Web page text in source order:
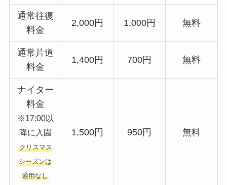
通常往復
料金
2,000円 1,000円 無料
通常片道
料金
1,400円 700円 無料
ナイター
料金
※17:00以
降に入園
クリスマス
シーズンは
適用なし
1,500円 950円 無料